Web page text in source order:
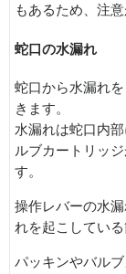
もあるため、注意
蛇口の水漏れ
蛇口から水漏れ
きます。
水漏れは蛇口内
ルブカートリッ
す。
操作レバーの水
れを起こしてい
パッキンやバル